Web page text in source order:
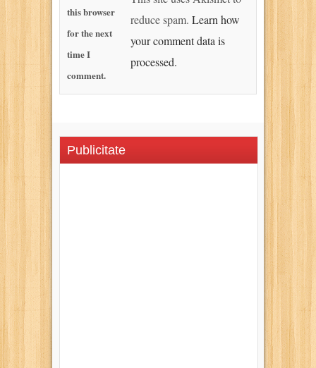
this browser
for the next
time I
comment.
reduce spam. Learn how
your comment data is
processed.
Publicitate